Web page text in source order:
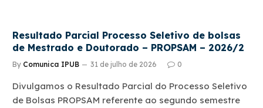
Resultado Parcial Processo Seletivo de bolsas
de Mestrado e Doutorado – PROPSAM – 2026/2
By Comunica IPUB 31 de julho de 2026 0
Divulgamos o Resultado Parcial do Processo Seletivo
de Bolsas PROPSAM referente ao segundo semestre